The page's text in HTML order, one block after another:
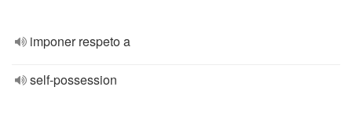
imponer respeto a
self-possession